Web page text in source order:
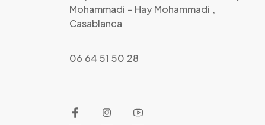
Mohammadi - Hay Mohammadi ,
Casablanca
06 64 51 50 28